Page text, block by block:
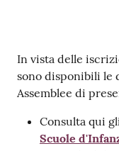
Contenuto
In vista delle
sono disponibili le
Assemblee di
Consulta qui
Scuole